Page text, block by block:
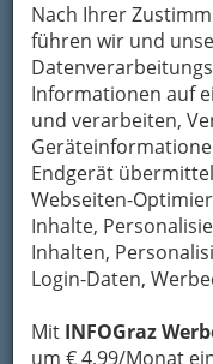
Nach Ihrer
führen wir und
Informationen auf
und verarbeiten,
Endgerät
Webseiten-
Inhalte,
Inhalten,
Login-Daten,
Mit INFOGraz
um € 4,99/Monat
hatte es für mich
Leben gleich
Leben!
Aber immer war
Etwas, was ich
die erst noch
erst noch vergehen
noch vergehen
noch abgetragen